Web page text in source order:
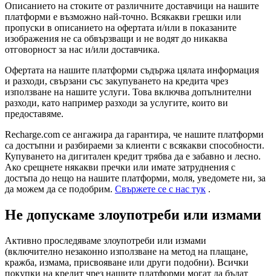
Описанието на стоките от различните доставчици на нашите
платформи е възможно най-точно. Всякакви грешки или
пропуски в описанието на офертата и/или в показаните
изображения не са обвързващи и не водят до никаква
отговорност за нас и/или доставчика.
Офертата на нашите платформи съдържа цялата информация
и разходи, свързани със закупуването на кредита чрез
използване на нашите услуги. Това включва допълнителни
разходи, като например разходи за услугите, които ви
предоставяме.
Recharge.com се ангажира да гарантира, че нашите платформи
са достъпни и разбираеми за клиенти с всякакви способности.
Купуването на дигитален кредит трябва да е забавно и лесно.
Ако срещнете някакви пречки или имате затруднения с
достъпа до нещо на нашите платформи, моля, уведомете ни, за
да можем да се подобрим. Свържете се с нас тук .
Не допускаме злоупотреби или измами
Активно проследяваме злоупотреби или измами
(включително незаконно използване на метод на плащане,
кражба, измама, присвояване или други подобни). Всички
покупки на кредит чрез нашите платформи могат да бъдат